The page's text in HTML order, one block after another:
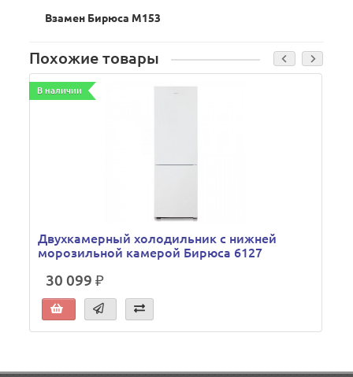
Взамен Бирюса M153
Похожие товары
В наличии
Двухкамерный холодильник с нижней
морозильной камерой Бирюса 6127
30 099 ₽